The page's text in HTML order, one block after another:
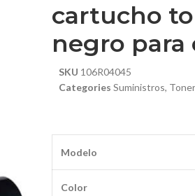
cartucho
negro para
SKU 106R04045
Categories Suministros, Toner
Modelo
Color